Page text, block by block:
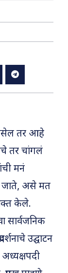
तर आहे
तर चांगलं
मनं
जाते, असे मत
केले.
सार्वजनिक
उद्घाटन
अध्यक्षपदी